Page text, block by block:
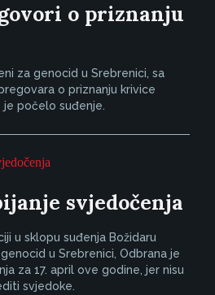
o priznanju
za genocid u Srebrenici, sa
o priznanju krivice
počelo suđenje.
svjedočenja
u sklopu suđenja Božidaru
u Srebrenici, Odbrana je
za 17. april ove godine, jer nisu
svjedoke.